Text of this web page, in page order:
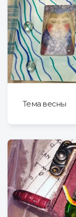
Тема весны